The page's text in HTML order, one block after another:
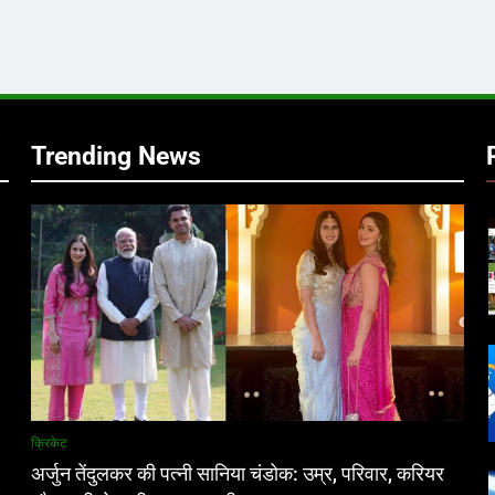
Trending News
क्रिकेट
अर्जुन तेंदुलकर की पत्नी सानिया चंडोक: उम्र, परिवार, करियर